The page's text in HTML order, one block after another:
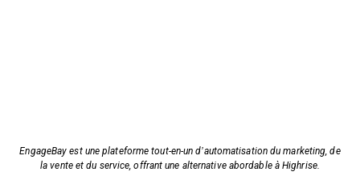
EngageBay est une plateforme tout-en-un d’automatisation du marketing, de
la vente et du service, offrant une alternative abordable à Highrise.